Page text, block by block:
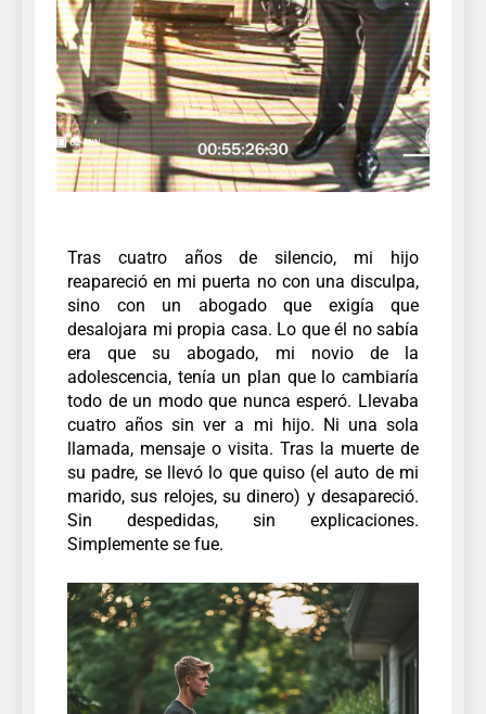
Tras cuatro años de silencio, mi hijo
reapareció en mi puerta no con una disculpa,
sino con un abogado que exigía que
desalojara mi propia casa. Lo que él no sabía
era que su abogado, mi novio de la
adolescencia, tenía un plan que lo cambiaría
todo de un modo que nunca esperó. Llevaba
cuatro años sin ver a mi hijo. Ni una sola
llamada, mensaje o visita. Tras la muerte de
su padre, se llevó lo que quiso (el auto de mi
marido, sus relojes, su dinero) y desapareció.
Sin despedidas, sin explicaciones.
Simplemente se fue.